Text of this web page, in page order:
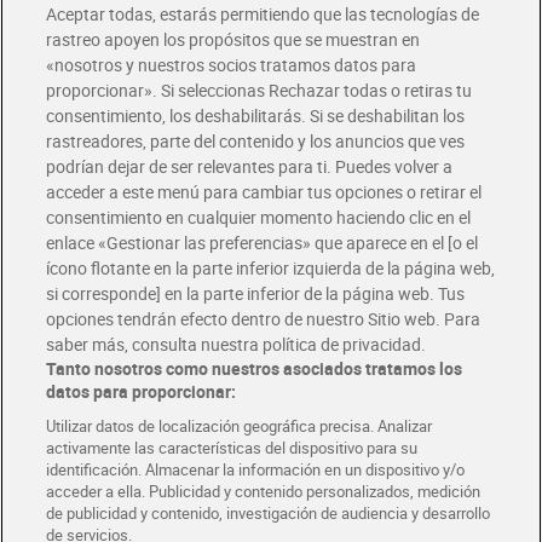
Envío estandar por 4,99€
Glovo y Uber Eats
Solicita tu factura de Glovo o Uber Eats
Únete al CLUB Dia
Disfruta las ventajas y ofertas exclusivas.
Descárgate la APP Dia
Folletos y Tiendas
Descubre las mejores ofertas y busca tu tienda más cercana
Tarjeta MaX Dia
Te devuelve hasta 8€/mes de tus compras.
¡Solicita tu tarjeta de crédito aquí!
COMER MEJOR CADA DIA
COLABORA CON DIA ABRE TU TIENDA DIA CORPORATE
Aceptar todas, estarás permitiendo que las tecnologías de
rastreo apoyen los propósitos que se muestran en
«nosotros y nuestros socios tratamos datos para
proporcionar». Si seleccionas Rechazar todas o retiras tu
consentimiento, los deshabilitarás. Si se deshabilitan los
rastreadores, parte del contenido y los anuncios que ves
podrían dejar de ser relevantes para ti. Puedes volver a
acceder a este menú para cambiar tus opciones o retirar el
consentimiento en cualquier momento haciendo clic en el
enlace «Gestionar las preferencias» que aparece en el [o el
ícono flotante en la parte inferior izquierda de la página web,
si corresponde] en la parte inferior de la página web. Tus
opciones tendrán efecto dentro de nuestro Sitio web. Para
saber más, consulta nuestra política de privacidad.
Tanto nosotros como nuestros asociados tratamos los
datos para proporcionar:
Utilizar datos de localización geográfica precisa. Analizar
activamente las características del dispositivo para su
identificación. Almacenar la información en un dispositivo y/o
acceder a ella. Publicidad y contenido personalizados, medición
de publicidad y contenido, investigación de audiencia y desarrollo
de servicios.